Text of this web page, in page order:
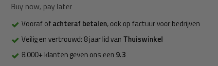
Buy now, pay later
Vooraf ofachteraf betalen, ook op factuur voor bedrijven
Veilig en vertrouwd: 8 jaar lid van Thuiswinkel
8.000+ klanten geven ons een 9.3